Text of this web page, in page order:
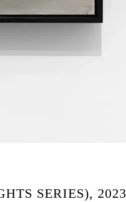
SERIES), 2023